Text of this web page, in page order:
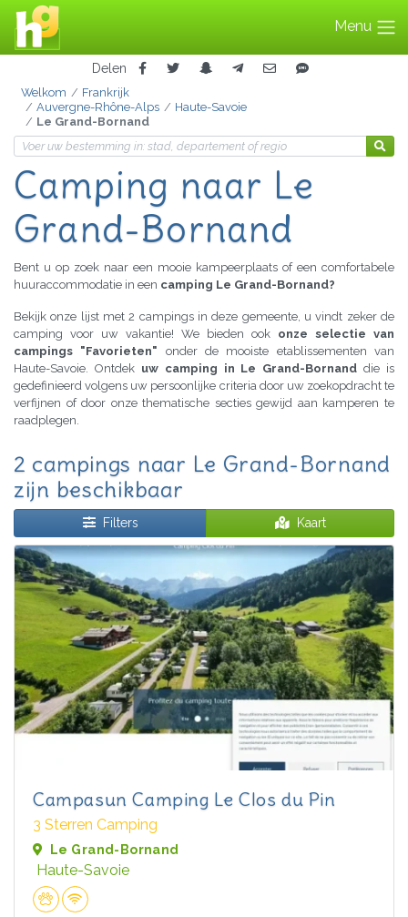
Menu
Delen
Welkom
Frankrijk
Auvergne-Rhône-Alps
Haute-Savoie
Le Grand-Bornand
Camping naar Le
Grand-Bornand
Bent u op zoek naar een mooie kampeerplaats of een comfortabele
huuraccommodatie in een camping Le Grand-Bornand?
Bekijk onze lijst met 2 campings in deze gemeente, u vindt zeker de
camping voor uw vakantie! We bieden ook onze selectie van
campings "Favorieten" onder de mooiste etablissementen van
Haute-Savoie. Ontdek uw camping in Le Grand-Bornand die is
gedefinieerd volgens uw persoonlijke criteria door uw zoekopdracht te
verfijnen of door onze thematische secties gewijd aan kamperen te
raadplegen.
2 campings naar Le Grand-Bornand
zijn beschikbaar
Filters Kaart
Campasun Camping Le Clos du Pin
3 Sterren Camping
Le Grand-Bornand
Haute-Savoie